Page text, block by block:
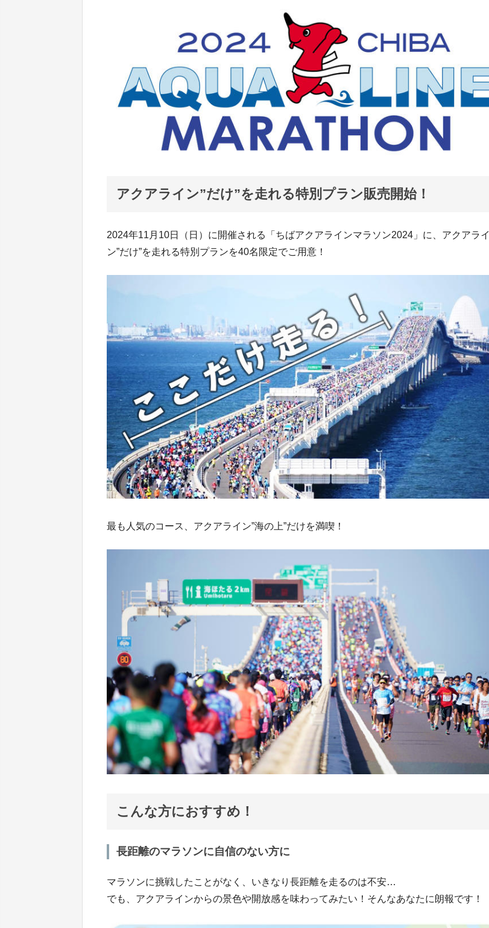
アクアライン”だけ”を走れる特別プラン販売開始！
2024年11月10日（日）に開催される「ちばアクアラインマラソン2024」に、アクアライ
ン”だけ”を走れる特別プランを40名限定でご用意！
最も人気のコース、アクアライン”海の上”だけを満喫！
こんな方におすすめ！
長距離のマラソンに自信のない方に
マラソンに挑戦したことがなく、いきなり長距離を走るのは不安…
でも、アクアラインからの景色や開放感を味わってみたい！そんなあなたに朗報です！